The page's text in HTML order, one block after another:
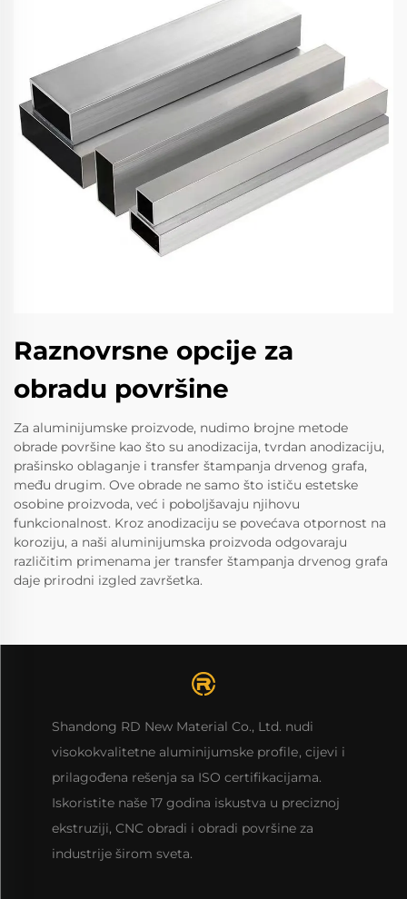
Raznovrsne opcije za
obradu površine
Za aluminijumske proizvode, nudimo brojne metode
obrade površine kao što su anodizacija, tvrdan anodizaciju,
prašinsko oblaganje i transfer štampanja drvenog grafa,
među drugim. Ove obrade ne samo što ističu estetske
osobine proizvoda, već i poboljšavaju njihovu
funkcionalnost. Kroz anodizaciju se povećava otpornost na
koroziju, a naši aluminijumska proizvoda odgovaraju
različitim primenama jer transfer štampanja drvenog grafa
daje prirodni izgled završetka.
Shandong RD New Material Co., Ltd. nudi
visokokvalitetne aluminijumske profilе, cijevi i
prilagođena rešenja sa ISO certifikacijama.
Iskoristite naše 17 godina iskustva u preciznoj
ekstruziji, CNC obradi i obradi površine za
industrije širom sveta.